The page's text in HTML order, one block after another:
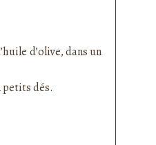
d’olive, dans un
petits dés.